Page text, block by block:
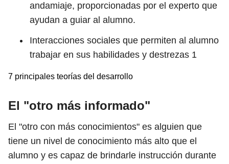
andamiaje, proporcionadas por el experto que
ayudan a guiar al alumno.
Interacciones sociales que permiten al alumno
trabajar en sus habilidades y destrezas 1
7 principales teorías del desarrollo
El "otro más informado"
El "otro con más conocimientos" es alguien que
tiene un nivel de conocimiento más alto que el
alumno y es capaz de brindarle instrucción durante